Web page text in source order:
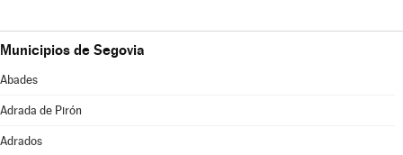
Municipios de Segovia
Abades
Adrada de Pirón
Adrados